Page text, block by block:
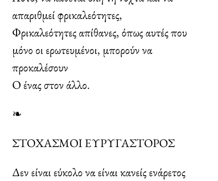
απαριθμεί φρικαλεότητες,
Φρικαλεότητες απίθανες, όπως αυτές που
μόνο οι ερωτευμένοι, μπορούν να
προκαλέσουν
Ο ένας στον άλλο.
❧
ΣΤΟΧΑΣΜΟΙ ΕΥΡΥΓΑΣΤΟΡΟΣ
Δεν είναι εύκολο να είναι κανείς ενάρετος